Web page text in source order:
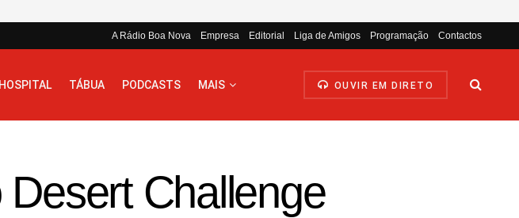
A Rádio Boa Nova Empresa Editorial Liga de Amigos Programação Contactos
TÁBUA PODCASTS MAIS OUVIR EM DIRETO
Challenge